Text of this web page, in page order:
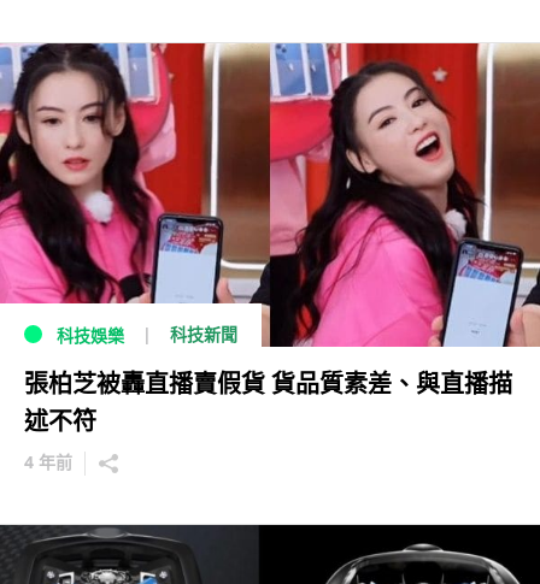
科技娛樂 科技新聞
張柏芝被轟直播賣假貨 貨品質素差、與直播描
述不符
4 年前